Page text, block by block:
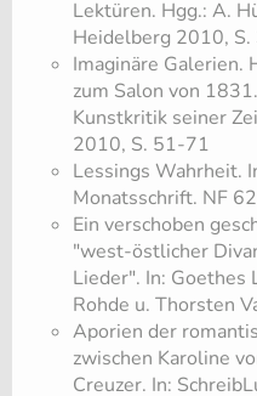
Lektüren. Hgg.: A.
Heidelberg 2010,
Imaginäre Galerien.
zum Salon von
Kunstkritik seiner
2010, S. 51-71
Lessings Wahrheit.
Monatsschrift. NF
Ein verschoben
"west-östlicher
Lieder". In: Goethes
Rohde u. Thorsten
Aporien der
zwischen Karoline
Creuzer. In: